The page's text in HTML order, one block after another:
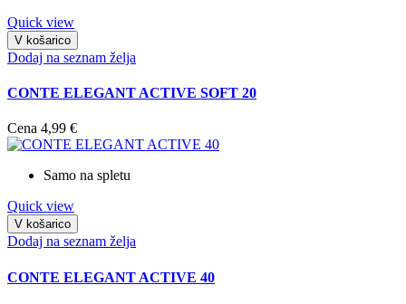
Quick view
V košarico
Dodaj na seznam želja
CONTE ELEGANT ACTIVE SOFT 20
Cena 4,99 €
Samo na spletu
Quick view
V košarico
Dodaj na seznam želja
CONTE ELEGANT ACTIVE 40